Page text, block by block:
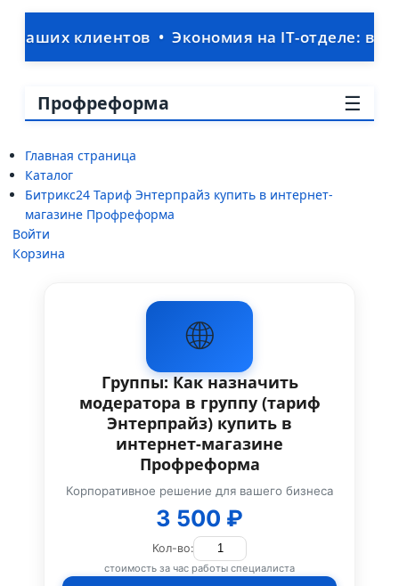
• Экономия на IT-отделе: ваша CRM
Профреформа ☰
Главная страница
Каталог
Битрикс24 Тариф Энтерпрайз купить в интернет-
магазине Профреформа
Войти
Корзина
🌐
Группы: Как назначить
модератора в группу (тариф
Энтерпрайз) купить в
интернет-магазине
Профреформа
Корпоративное решение для вашего бизнеса
3 500 ₽
Кол-во:
стоимость за час работы специалиста